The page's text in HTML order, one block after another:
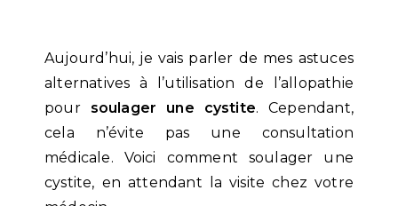
Aujourd’hui, je vais parler de mes astuces
alternatives à l’utilisation de l’allopathie
pour soulager une cystite. Cependant,
cela n’évite pas une consultation
médicale. Voici comment soulager une
cystite, en attendant la visite chez votre